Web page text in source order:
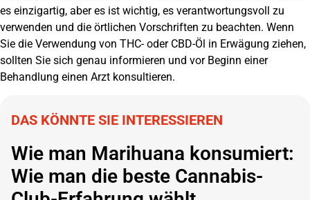
es einzigartig, aber es ist wichtig, es verantwortungsvoll zu
verwenden und die örtlichen Vorschriften zu beachten. Wenn
Sie die Verwendung von THC- oder CBD-Öl in Erwägung ziehen,
sollten Sie sich genau informieren und vor Beginn einer
Behandlung einen Arzt konsultieren.
DAS KÖNNTE SIE INTERESSIEREN
Wie man Marihuana konsumiert:
Wie man die beste Cannabis-